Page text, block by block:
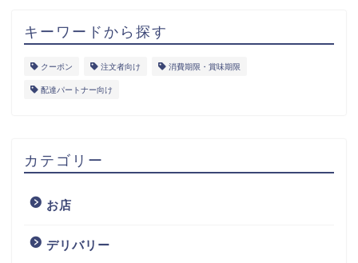
キーワードから探す
クーポン 注文者向け 消費期限・賞味期限
配達パートナー向け
カテゴリー
お店
デリバリー